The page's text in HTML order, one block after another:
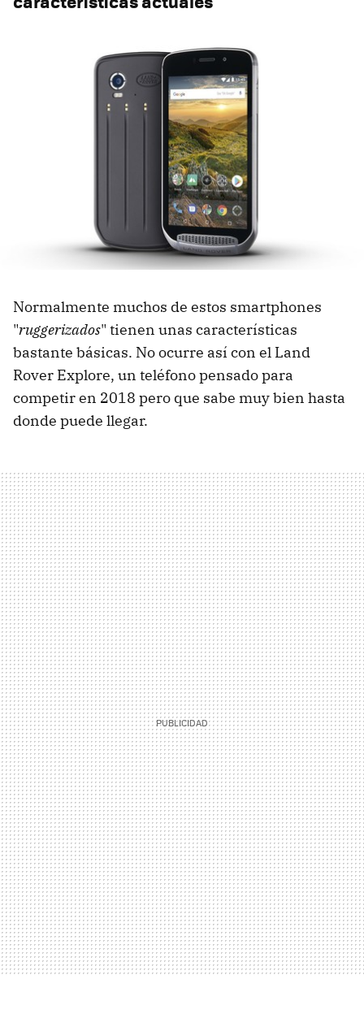
Normalmente muchos de estos smartphones
"ruggerizados" tienen unas características
bastante básicas. No ocurre así con el Land
Rover Explore, un teléfono pensado para
competir en 2018 pero que sabe muy bien hasta
donde puede llegar.